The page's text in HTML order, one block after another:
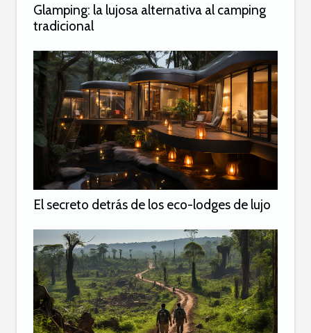
Glamping: la lujosa alternativa al camping
tradicional
El secreto detrás de los eco-lodges de lujo